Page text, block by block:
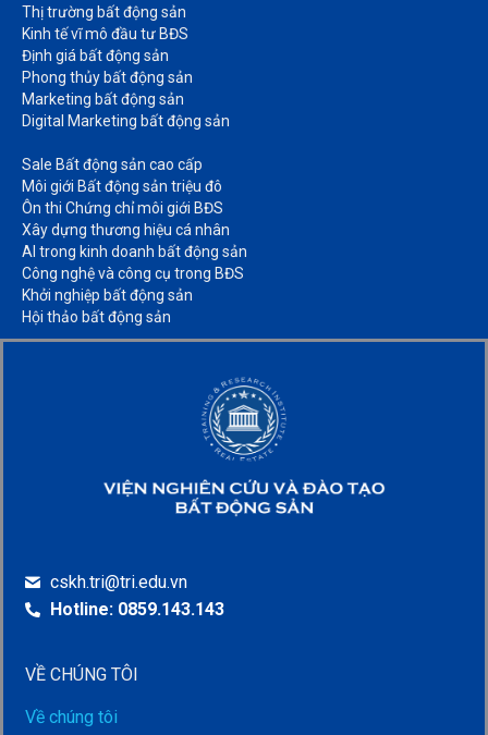
Thị trường bất động sản​
Kinh tế vĩ mô đầu tư BĐS​
Định giá bất động sản​
Phong thủy bất động sản​
Marketing bất động sản​
Digital Marketing bất động sản​
Sale Bất động sản cao cấp​
Môi giới Bất động sản triệu đô​
Ôn thi Chứng chỉ môi giới BĐS​
Xây dựng thương hiệu cá nhân​
AI trong kinh doanh bất động sản​
Công nghệ và công cụ trong BĐS​
Khởi nghiệp bất động sản​
Hội thảo bất động sản​
cskh.tri@tri.edu.vn
Hotline: 0859.143.143
VỀ CHÚNG TÔI
Về chúng tôi